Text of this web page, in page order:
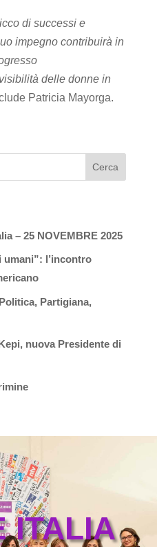
di successi e
impegno contribuirà in
delle donne in
Patricia Mayorga.
Cerca
– 25 NOVEMBRE 2025
l’incontro
Partigiana,
nuova Presidente di
ITALIA